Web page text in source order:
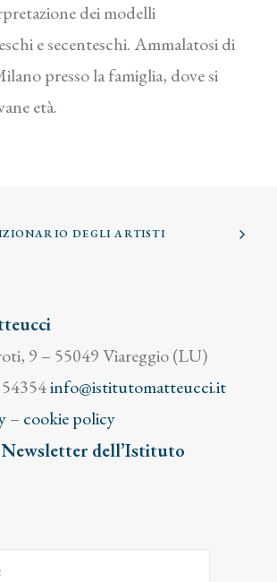
dei modelli
e secenteschi. Ammalatosi di
presso la famiglia, dove si
età.
DEGLI ARTISTI
9 – 55049 Viareggio (LU)
info@istitutomatteucci.it
– cookie policy
dell’Istituto